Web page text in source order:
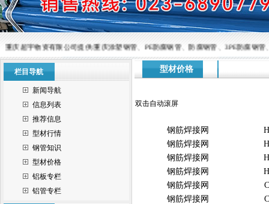
重庆超宇物资有限公司提供:重庆涂塑钢管、PE防腐钢管、防腐钢管、3PE防腐钢管
栏目导航
新闻导航
信息列表
推荐信息
型材行情
钢管知识
型材价格
铝板专栏
铝管专栏
型材价格
双击自动滚屏
钢筋焊接网
钢筋焊接网
钢筋焊接网
钢筋焊接网
钢筋焊接网
钢筋焊接网